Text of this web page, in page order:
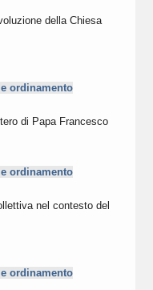
della Chiesa
ordinamento
di Papa Francesco
ordinamento
nel contesto del
ordinamento